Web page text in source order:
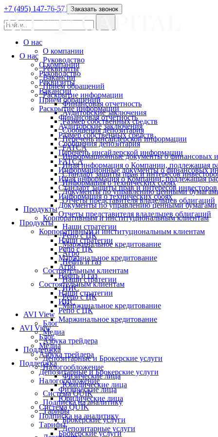
О нас
О компании
Руководство
Реквизиты
Вакансии
Прием обращений
Раскрытие информации
Финансовая отчетность
Аудиторские заключения
Размер собственных средств
Сообщения депозитария
Перечень инсайдерской информации
FATCA
Информационные документы о финансовых
Иная информация о Компании, подлежащая
Стандарт защиты прав и интересов инвесторов
Информация о технических сбоях
Документы по управлению ценными бумагами
Отчеты представителя владельцев облигаций
Продукты
Корпоративным и институциональным клиентам
Наши стратегии
Репо с ЦК
Маржинальное кредитование
Агро
Нефть и газ
Состоятельным клиентам
Наши стратегии
ИИС
Репо с ЦК
Маржинальное кредитование
AVI View
Блог
Медиа
Азбука трейдера
Поддержка
Депозитарные и Брокерские услуги
Налогообложение
Физические лица
Юридические лица
Система QUIK
Подписка на аналитику
Тарифы
Брокерские услуги
+7 (495) 147-76-57 Заказать звонок
О нас
О компании
Руководство
Реквизиты
Вакансии
Прием обращений
Раскрытие информации
Финансовая отчетность
Аудиторские заключения
Размер собственных средств
Сообщения депозитария
Перечень инсайдерской информации
FATCA
Информационные документы о финансовых
Иная информация о Компании, подлежащая
Стандарт защиты прав и интересов
Информация о технических сбоях
Документы по управлению ценными
Отчеты представителя владельцев облигаций
Продукты
Корпоративным и институциональным клиентам
Наши стратегии
Репо с ЦК
Маржинальное кредитование
Агро
Нефть и газ
Состоятельным клиентам
Наши стратегии
ИИС
Репо с ЦК
Маржинальное кредитование
AVI View
Блог
Медиа
Азбука трейдера
Поддержка
Депозитарные и Брокерские услуги
Налогообложение
Физические лица
Юридические лица
Система QUIK
Подписка на аналитику
Тарифы
Брокерские услуги
Депозитарные услуги